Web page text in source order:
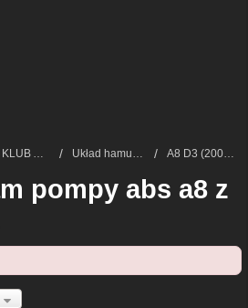
FORUM KLUB AUDI A8 - FORUM TECHNICZNE Układ hamulcowy A8 D3 (2002 - 2009)
pompy abs a8 z